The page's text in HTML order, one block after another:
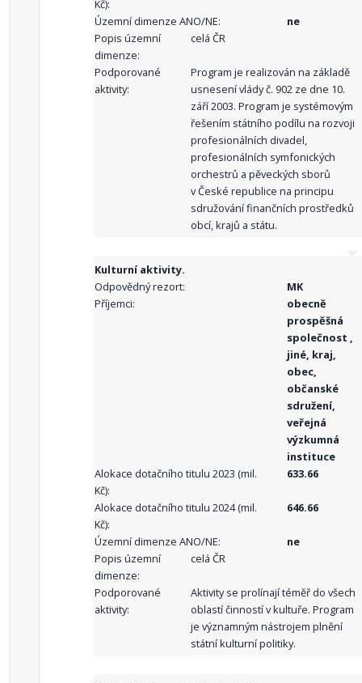
Kč):
Územní dimenze ANO/NE:
ne
Popis územní
dimenze:
celá ČR
Podporované
aktivity:
Program je realizován na základě
usnesení vlády č. 902 ze dne 10.
září 2003. Program je systémovým
řešením státního podílu na rozvoji
profesionálních divadel,
profesionálních symfonických
orchestrů a pěveckých sborů
v České republice na principu
sdružování finančních prostředků
obcí, krajů a státu.
Kulturní aktivity.
Odpovědný rezort:
MK
Příjemci:
obecně
prospěšná
společnost ,
jiné, kraj,
obec,
občanské
sdružení,
veřejná
výzkumná
instituce
Alokace dotačního titulu 2023 (mil.
Kč):
633.66
Alokace dotačního titulu 2024 (mil.
Kč):
646.66
Územní dimenze ANO/NE:
ne
Popis územní
dimenze:
celá ČR
Podporované
aktivity:
Aktivity se prolínají téměř do všech
oblastí činností v kultuře. Program
je významným nástrojem plnění
státní kulturní politiky.